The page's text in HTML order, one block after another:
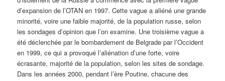
d’expansion de l’OTAN en 1997. Cette vague a aliéné une grande
minorité, voire une faible majorité, de la population russe, selon
les sondages d’opinion que l’on examine. Une troisième vague a
été déclenchée par le bombardement de Belgrade par l’Occident
en 1999, ce qui a provoqué l’aliénation d’une forte, voire
écrasante, majorité de la population, selon les sites de sondage.
Dans les années 2000, pendant l’ère Poutine, chacune des